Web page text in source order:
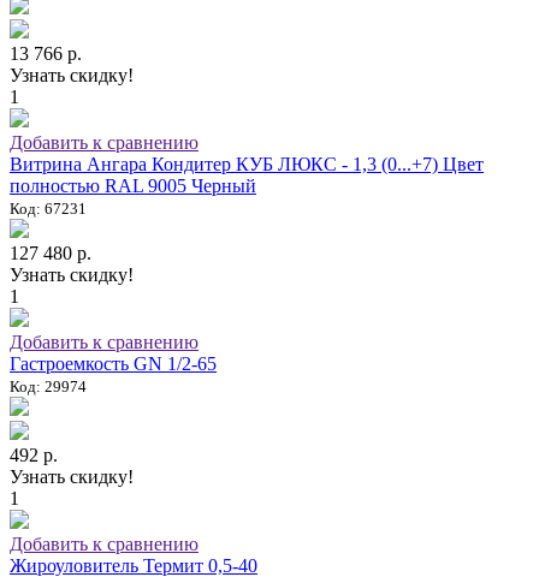
13 766 р.
Узнать скидку!
1
Добавить к сравнению
Витрина Ангара Кондитер КУБ ЛЮКС - 1,3 (0...+7) Цвет
полностью RAL 9005 Черный
Код: 67231
127 480 р.
Узнать скидку!
1
Добавить к сравнению
Гастроемкость GN 1/2-65
Код: 29974
492 р.
Узнать скидку!
1
Добавить к сравнению
Жироуловитель Термит 0,5-40